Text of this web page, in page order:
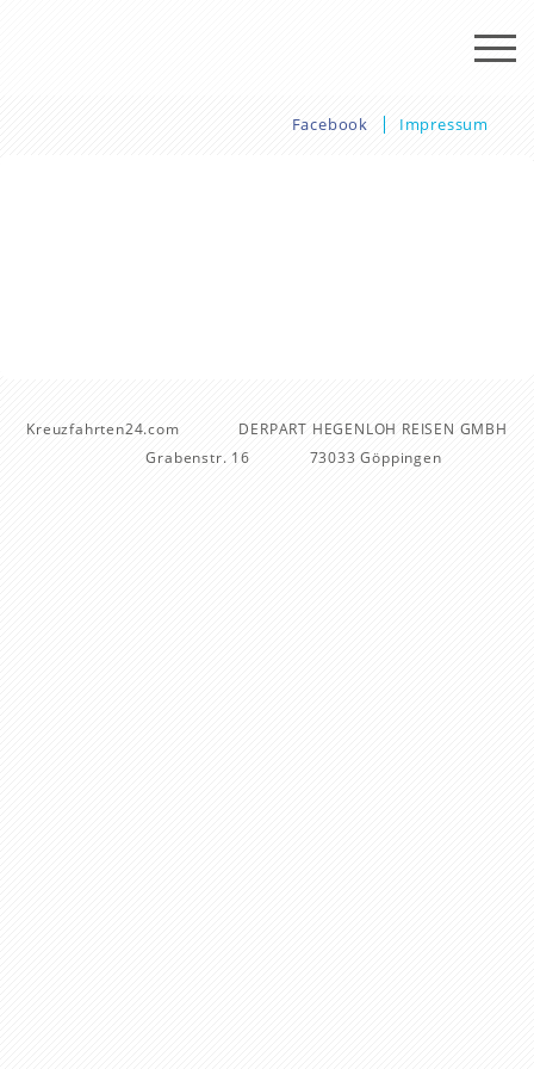
Facebook Impressum
Kreuzfahrten24.com
DERPART HEGENLOH REISEN GMBH
Grabenstr. 16
73033 Göppingen